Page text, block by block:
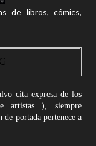
de libros, cómics,
cita expresa de los
artistas...), siempre
portada pertenece a